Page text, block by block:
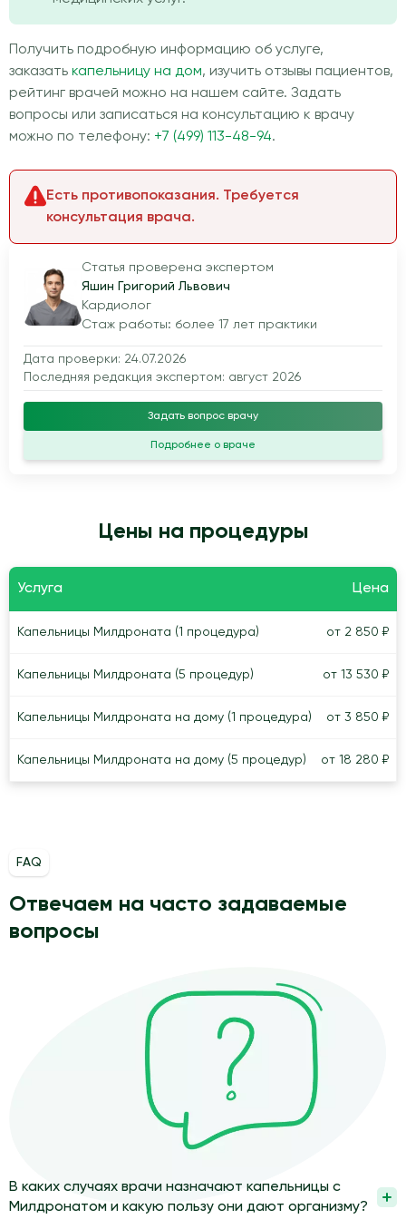
Получить подробную информацию об услуге,
заказать капельницу на дом, изучить отзывы пациентов,
рейтинг врачей можно на нашем сайте. Задать
вопросы или записаться на консультацию к врачу
можно по телефону: +7 (499) 113-48-94.
Статья проверена экспертом
Яшин Григорий Львович
Кардиолог
Стаж работы: более 17 лет практики
Дата проверки: 24.07.2026
Последняя редакция экспертом: август 2026
Задать вопрос врачу
Подробнее о враче
Есть противопоказания. Требуется
консультация врача.
Цены на процедуры
Услуга Цена
Капельницы Милдроната (1 процедура) от 2 850 ₽
Капельницы Милдроната (5 процедур) от 13 530 ₽
Капельницы Милдроната на дому (1 процедура) от 3 850 ₽
Капельницы Милдроната на дому (5 процедур) от 18 280 ₽
FAQ
Отвечаем на часто задаваемые
вопросы
В каких случаях врачи назначают капельницы с
Милдронатом и какую пользу они дают организму?